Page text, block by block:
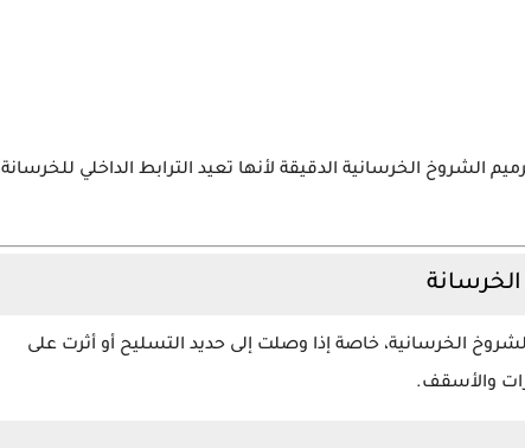
الشروخ الخرسانية الدقيقة لأنها تعيد الترابط الداخلي للخرسانة
الخرسانية، خاصة إذا وصلت إلى حديد التسليح أو أثرت على
والأسقف.